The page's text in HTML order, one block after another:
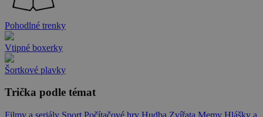
Pohodlné trenky
Vtipné boxerky
Šortkové plavky
Trička podle témat